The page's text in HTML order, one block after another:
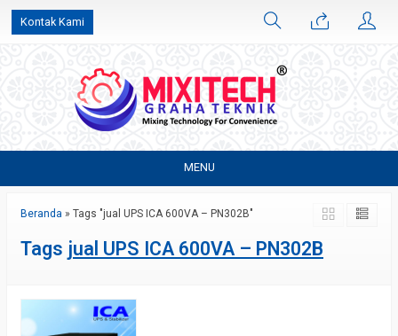
Kontak Kami
MENU
Beranda » Tags "jual UPS ICA 600VA – PN302B"
Tags jual UPS ICA 600VA – PN302B